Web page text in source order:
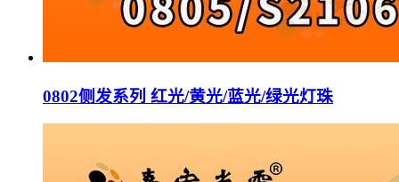
0802侧发系列 红光/黄光/蓝光/绿光灯珠